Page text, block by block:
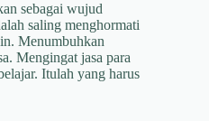
sebagai wujud
saling menghormati
Menumbuhkan
Mengingat jasa para
Itulah yang harus